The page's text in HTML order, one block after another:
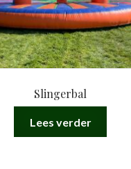
Slingerbal
Lees verder